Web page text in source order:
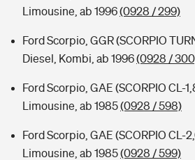
Typklassen: So ist Ihr Auto eingestuft
Sie haben Fragen?
Limousine, ab 1996(0928 / 299)
Ford Scorpio, GGR (SCORPIO
Diesel, Kombi, ab 1996(0928 /
Ford Scorpio, GAE (SCORPIO CL-
Limousine, ab 1985(0928 / 598)
Ford Scorpio, GAE (SCORPIO CL-
Limousine, ab 1985(0928 / 599)